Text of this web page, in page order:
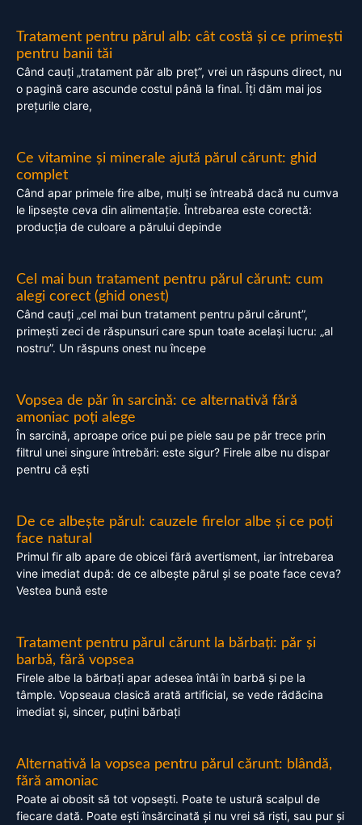
Tratament pentru părul alb: cât costă și ce primești
pentru banii tăi
Când cauți „tratament păr alb preț”, vrei un răspuns direct, nu
o pagină care ascunde costul până la final. Îți dăm mai jos
prețurile clare,
Ce vitamine și minerale ajută părul cărunt: ghid
complet
Când apar primele fire albe, mulți se întreabă dacă nu cumva
le lipsește ceva din alimentație. Întrebarea este corectă:
producția de culoare a părului depinde
Cel mai bun tratament pentru părul cărunt: cum
alegi corect (ghid onest)
Când cauți „cel mai bun tratament pentru părul cărunt”,
primești zeci de răspunsuri care spun toate același lucru: „al
nostru”. Un răspuns onest nu începe
Vopsea de păr în sarcină: ce alternativă fără
amoniac poți alege
În sarcină, aproape orice pui pe piele sau pe păr trece prin
filtrul unei singure întrebări: este sigur? Firele albe nu dispar
pentru că ești
De ce albește părul: cauzele firelor albe și ce poți
face natural
Primul fir alb apare de obicei fără avertisment, iar întrebarea
vine imediat după: de ce albește părul și se poate face ceva?
Vestea bună este
Tratament pentru părul cărunt la bărbați: păr și
barbă, fără vopsea
Firele albe la bărbați apar adesea întâi în barbă și pe la
tâmple. Vopseaua clasică arată artificial, se vede rădăcina
imediat și, sincer, puțini bărbați
Alternativă la vopsea pentru părul cărunt: blândă,
fără amoniac
Poate ai obosit să tot vopsești. Poate te ustură scalpul de
fiecare dată. Poate ești însărcinată și nu vrei să riști, sau pur și